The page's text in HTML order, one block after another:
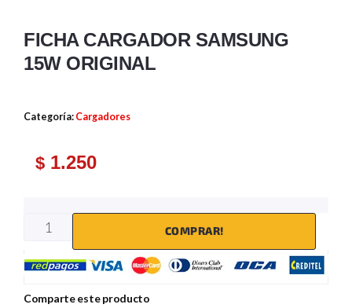
FICHA CARGADOR SAMSUNG
15W ORIGINAL
Categoría: Cargadores
$ 1.250
COMPRAR!
Comparte este producto